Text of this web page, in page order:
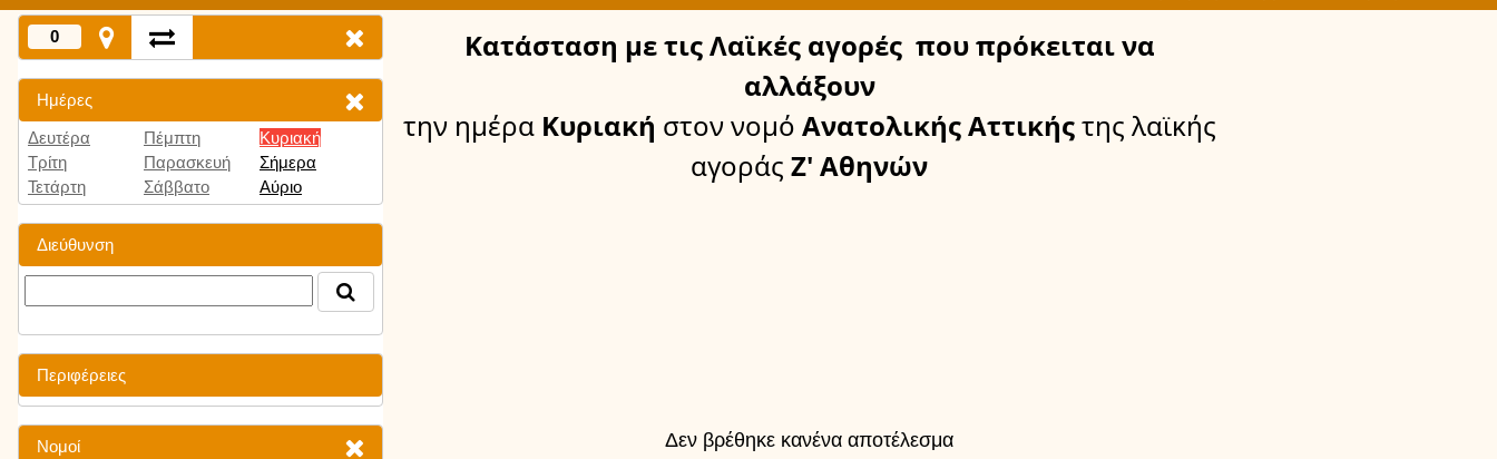
0
Ημέρες
Δευτέρα
Τρίτη
Τετάρτη
Πέμπτη
Παρασκευή
Σάββατο
Κυριακή
Σήμερα
Αύριο
Διεύθυνση
Περιφέρειες
Νομοί
Κατάσταση με τις Λαϊκές αγορές που πρόκειται να
αλλάξουν
την ημέραΚυριακή στον νομό Ανατολικής Αττικήςτης λαϊκής
αγοράς Ζ' Αθηνών
Δεν βρέθηκε κανένα αποτέλεσμα